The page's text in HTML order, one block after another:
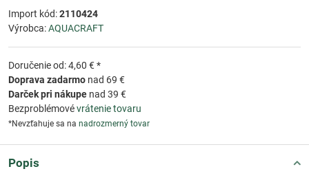
Import kód:2110424
Výrobca:AQUACRAFT
Doručenie od: 4,60 € *
Doprava zadarmo nad 69 €
Darček pri nákupe nad 39 €
Bezproblémovévrátenie tovaru
*Nevzťahuje sa na nadrozmerný tovar
Popis